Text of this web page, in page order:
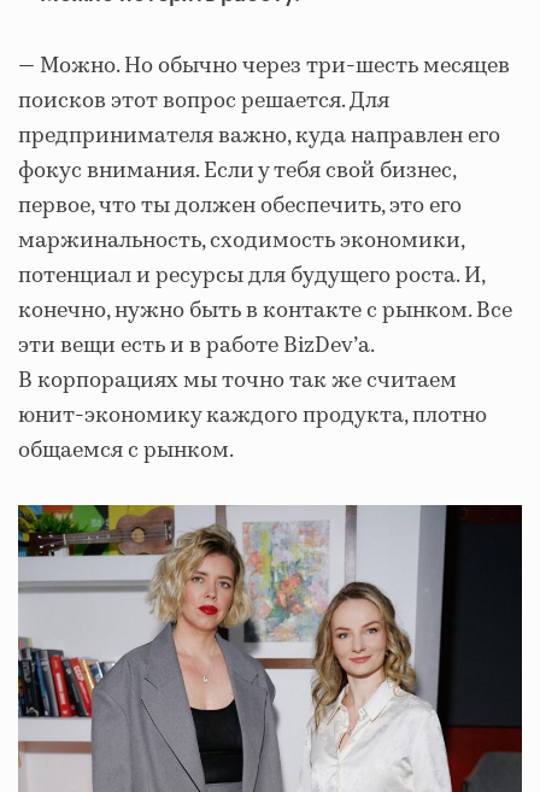
— Можно. Но обычно через три-шесть месяцев
поисков этот вопрос решается. Для
предпринимателя важно, куда направлен его
фокус внимания. Если у тебя свой бизнес,
первое, что ты должен обеспечить, это его
маржинальность, сходимость экономики,
потенциал и ресурсы для будущего роста. И,
конечно, нужно быть в контакте с рынком. Все
эти вещи есть и в работе BizDev’а.
В корпорациях мы точно так же считаем
юнит-экономику каждого продукта, плотно
общаемся с рынком.